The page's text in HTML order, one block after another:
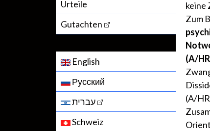
Urteile
Gutachten
English
Русский
עברית
Schweiz
keine
Zum
(A/
(A/